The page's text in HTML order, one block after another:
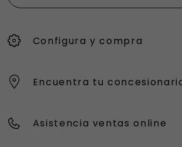
Configura y compra
Encuentra tu
Asistencia ventas online